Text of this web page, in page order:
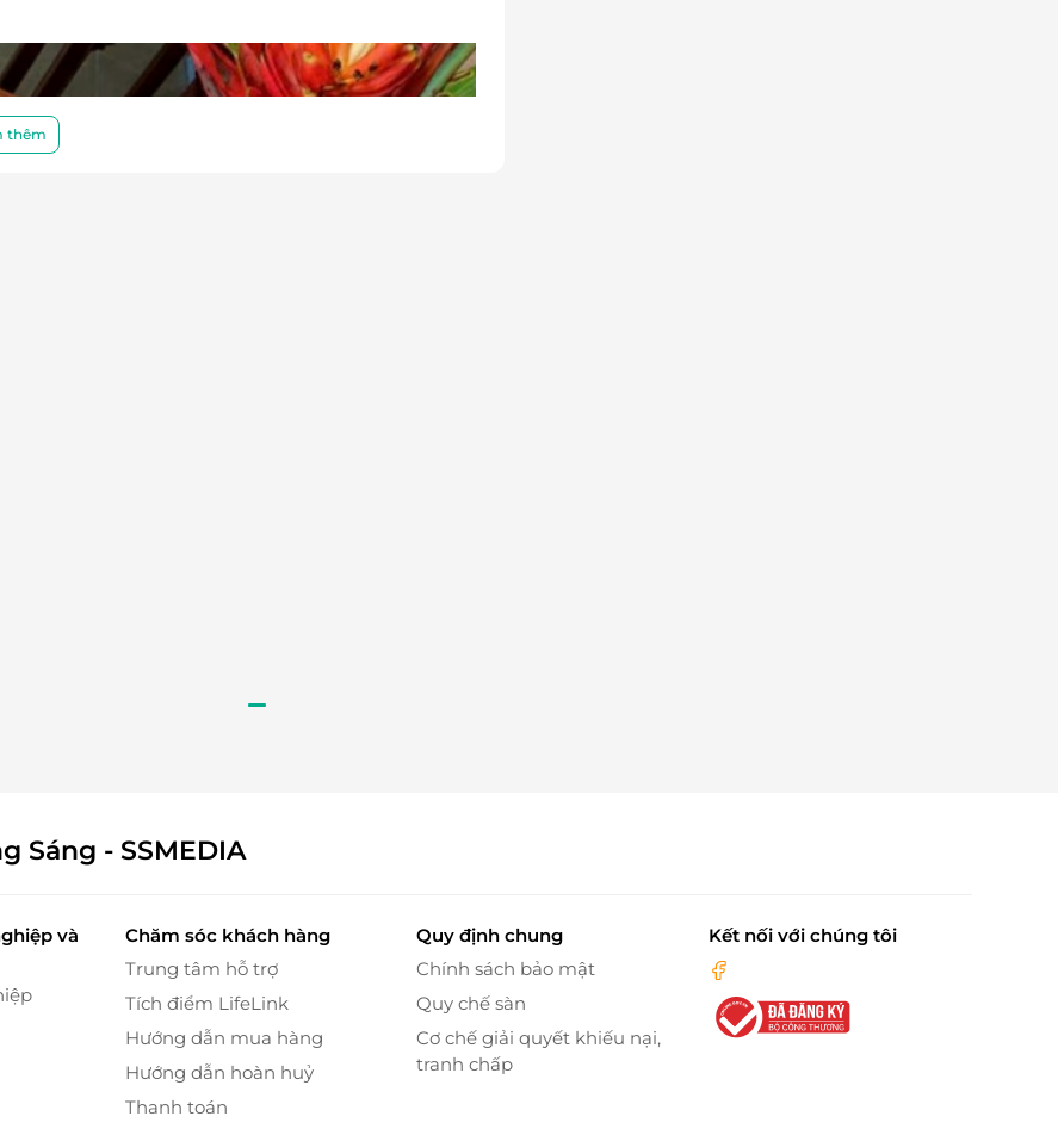
lòng Hà Nội
còn là địa điểm lý tưởng cho
thêm
Sáng - SSMEDIA
và
Chăm sóc khách hàng
Trung tâm hỗ trợ
Tích điểm LifeLink
Hướng dẫn mua hàng
Hướng dẫn hoàn huỷ
Thanh toán
Quy định chung
Chính sách bảo mật
Quy chế sàn
Cơ chế giải quyết khiếu nại,
tranh chấp
Kết nối với chúng tôi